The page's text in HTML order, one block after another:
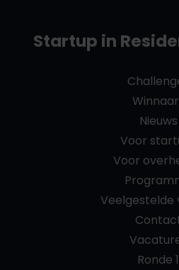
Startup in
Nieuws
Voor
Voor
Veelgestelde
Ronde